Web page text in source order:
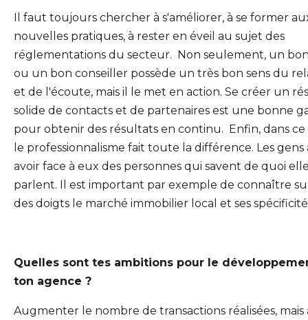
Il faut toujours chercher à s'améliorer, à se former
nouvelles pratiques, à rester en éveil au sujet des
réglementations du secteur. Non seulement, un
ou un bon conseiller possède un très bon sens du
et de l'écoute, mais il le met en action. Se créer un
solide de contacts et de partenaires est une bonne
pour obtenir des résultats en continu. Enfin, dans
le professionnalisme fait toute la différence. Les gens
avoir face à eux des personnes qui savent de quoi
parlent. Il est important par exemple de connaître
des doigts le marché immobilier local et ses
Quelles sont tes ambitions pour le
ton agence ?
Augmenter le nombre de transactions réalisées, mais